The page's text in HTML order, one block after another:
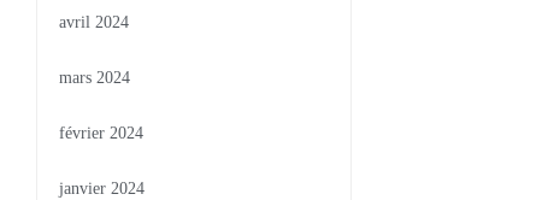
avril 2024
mars 2024
février 2024
janvier 2024